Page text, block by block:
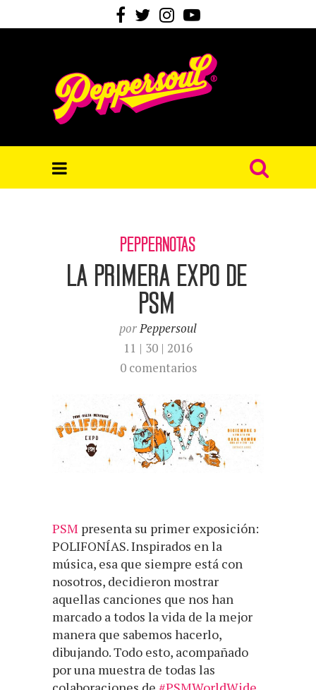
PEPPERNOTAS
La primera expo de
PSM
porPeppersoul
11 | 30 | 2016
0 comentarios
PSM presenta su primer exposición:
POLIFONÍAS. Inspirados en la
música, esa que siempre está con
nosotros, decidieron mostrar
aquellas canciones que nos han
marcado a todos la vida de la mejor
manera que sabemos hacerlo,
dibujando. Todo esto, acompañado
por una muestra de todas las